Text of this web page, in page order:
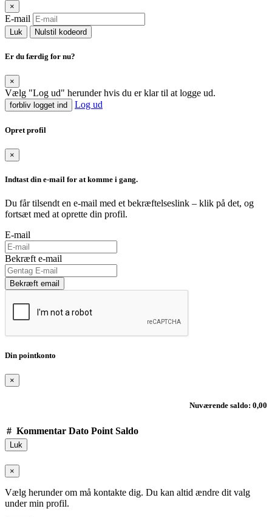
×
E-mail
Luk Nulstil kodeord
Er du færdig for nu?
×
Vælg "Log ud" herunder hvis du er klar til at logge ud.
forbliv logget ind Log ud
Opret profil
×
Indtast din e-mail for at komme i gang.
Du får tilsendt en e-mail med et bekræftelseslink – klik på det, og
fortsæt med at oprette din profil.
E-mail
Bekræft e-mail
Bekræft email
Din pointkonto
×
Nuværende saldo: 0,00
# Kommentar Dato Point Saldo
Luk
×
Vælg herunder om må kontakte dig. Du kan altid ændre dit valg
under min profil.